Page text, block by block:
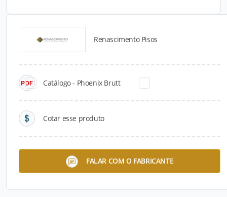
Renascimento Pisos
Catálogo - Phoenix Brutt
Cotar esse produto
FALAR COM O FABRICANTE
Catálogos para Download